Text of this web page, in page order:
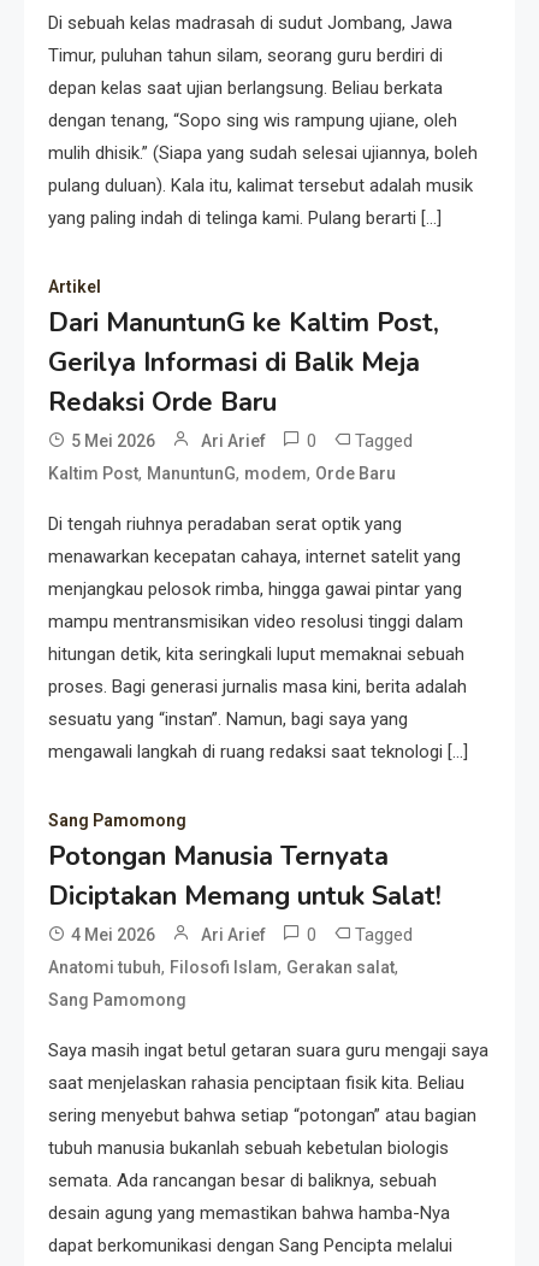
Di sebuah kelas madrasah di sudut Jombang, Jawa
Timur, puluhan tahun silam, seorang guru berdiri di
depan kelas saat ujian berlangsung. Beliau berkata
dengan tenang, “Sopo sing wis rampung ujiane, oleh
mulih dhisik.” (Siapa yang sudah selesai ujiannya, boleh
pulang duluan). Kala itu, kalimat tersebut adalah musik
yang paling indah di telinga kami. Pulang berarti […]
Artikel
Dari ManuntunG ke Kaltim Post,
Gerilya Informasi di Balik Meja
Redaksi Orde Baru
5 Mei 2026 Ari Arief 0 Tagged
Kaltim Post, ManuntunG, modem, Orde Baru
Di tengah riuhnya peradaban serat optik yang
menawarkan kecepatan cahaya, internet satelit yang
menjangkau pelosok rimba, hingga gawai pintar yang
mampu mentransmisikan video resolusi tinggi dalam
hitungan detik, kita seringkali luput memaknai sebuah
proses. Bagi generasi jurnalis masa kini, berita adalah
sesuatu yang “instan”. Namun, bagi saya yang
mengawali langkah di ruang redaksi saat teknologi […]
Sang Pamomong
Potongan Manusia Ternyata
Diciptakan Memang untuk Salat!
4 Mei 2026 Ari Arief 0 Tagged
Anatomi tubuh, Filosofi Islam, Gerakan salat,
Sang Pamomong
Saya masih ingat betul getaran suara guru mengaji saya
saat menjelaskan rahasia penciptaan fisik kita. Beliau
sering menyebut bahwa setiap “potongan” atau bagian
tubuh manusia bukanlah sebuah kebetulan biologis
semata. Ada rancangan besar di baliknya, sebuah
desain agung yang memastikan bahwa hamba-Nya
dapat berkomunikasi dengan Sang Pencipta melalui